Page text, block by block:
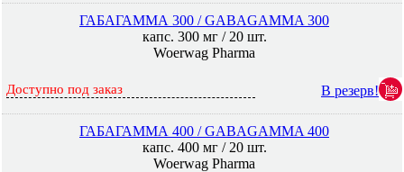
ГАБАГАММА 300 / GABAGAMMA 300
капс. 300 мг / 20 шт.
Woerwag Pharma
Доступно под заказ В резерв!
ГАБАГАММА 400 / GABAGAMMA 400
капс. 400 мг / 20 шт.
Woerwag Pharma